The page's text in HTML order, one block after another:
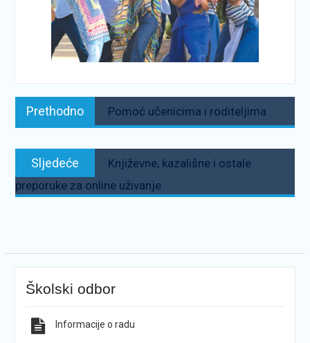
Navigacija
objava
Prethodno Prethodno:
Pomoć učenicima i roditeljima
Sljedeće Sljedeće:
Književne, kazališne i ostale
preporuke za online uživanje
Školski odbor
Informacije o radu